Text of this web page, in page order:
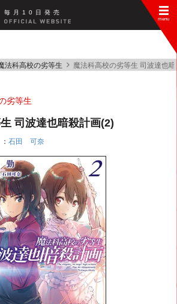
毎 月 10 日 発 売
法科高校の劣等生 魔法科高校の劣等生 司波達也
劣等生
司波達也暗殺計画(2)
石田 可奈